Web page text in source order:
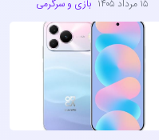
۱۵ مرداد ۱۴۰۵ بازی و سرگرمی